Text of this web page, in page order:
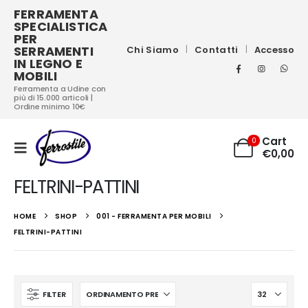
FERRAMENTA
SPECIALISTICA
PER
SERRAMENTI
IN LEGNO E
MOBILI
Ferramenta a Udine con
più di 15.000 articoli |
Ordine minimo 10€
Chi Siamo Contatti Accesso
0
Cart
€0,00
FELTRINI-PATTINI
HOME SHOP
001 - FERRAMENTA PER MOBILI
FELTRINI-PATTINI
FILTER